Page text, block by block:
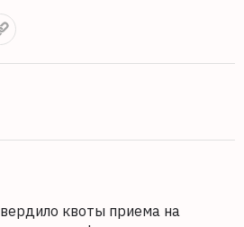
квоты приема на